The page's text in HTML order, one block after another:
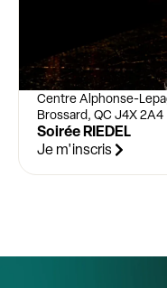
Centre Alphonse-
Brossard, QC J4X 2A4
Soirée RIEDEL
Je m'inscris